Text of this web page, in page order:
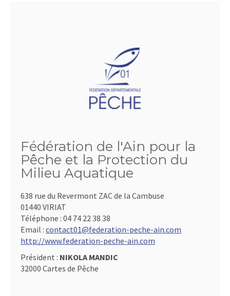
Fédération de l'Ain pour la
Pêche et la Protection du
Milieu Aquatique
638 rue du Revermont ZAC de la Cambuse
01440 VIRIAT
Téléphone : 04 74 22 38 38
Email : contact01@federation-peche-ain.com
http://www.federation-peche-ain.com
Président : NIKOLA MANDIC
32000 Cartes de Pêche